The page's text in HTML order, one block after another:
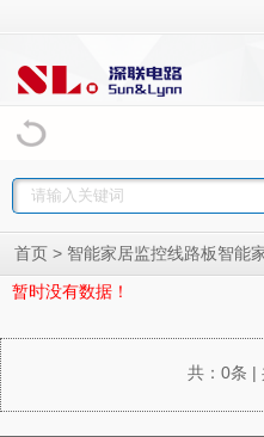
首页 > 智能家居监控线路板智能
暂时没有数据！
共： 0条 |